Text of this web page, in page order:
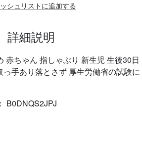
シュリストに追加する
詳細説明
赤ちゃん 指しゃぶり 新生児 生後30日
っ手あり落とさず 厚生労働省の試験に
B0DNQS2JPJ